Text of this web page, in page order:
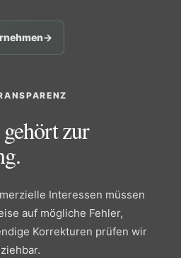
→
zur
Interessen müssen
auf mögliche Fehler,
Korrekturen prüfen wir